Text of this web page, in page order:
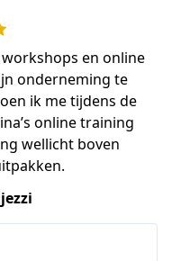
en online
onderneming te
ik me tijdens de
online training
wellicht boven